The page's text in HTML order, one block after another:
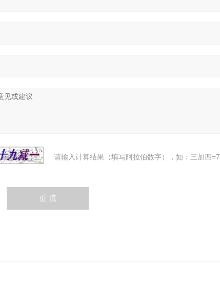
请输入计算结果（填写阿拉伯数字），如：三加四=7